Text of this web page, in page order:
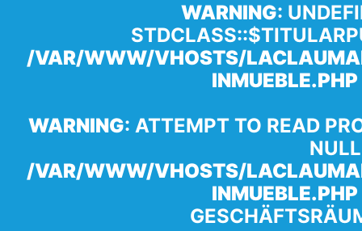
WARNING:
/VAR/WWW/VHOSTS/
INMUEBLE.PHP
WARNING: ATTEMPT TO READ
/VAR/WWW/VHOSTS/
INMUEBLE.PHP